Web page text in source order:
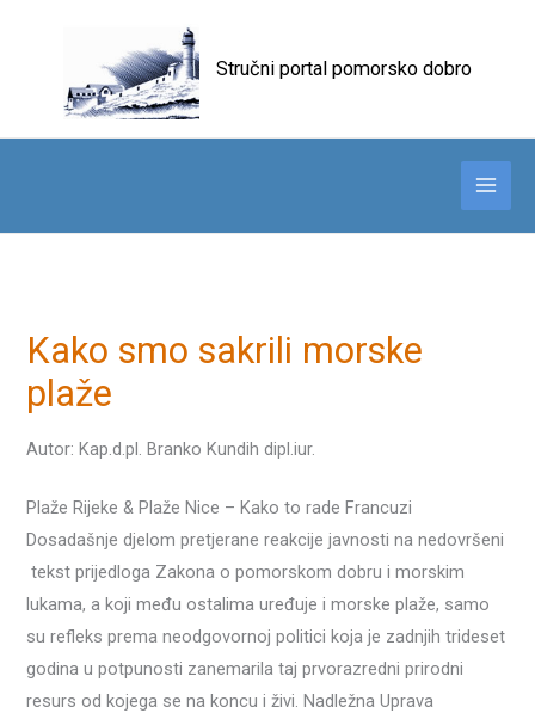
Stručni portal pomorsko dobro
Kako smo sakrili morske
plaže
Autor: Kap.d.pl. Branko Kundih dipl.iur.
Plaže Rijeke & Plaže Nice – Kako to rade Francuzi
Dosadašnje djelom pretjerane reakcije javnosti na nedovršeni
tekst prijedloga Zakona o pomorskom dobru i morskim
lukama, a koji među ostalima uređuje i morske plaže, samo
su refleks prema neodgovornoj politici koja je zadnjih trideset
godina u potpunosti zanemarila taj prvorazredni prirodni
resurs od kojega se na koncu i živi. Nadležna Uprava